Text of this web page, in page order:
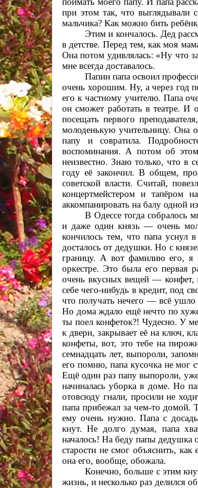
при этом так, что выглядывали
мальчика? Как можно бить
Этим и кончалось. Дед
в детстве. Перед тем, как моя
Она потом удивлялась: «Ну что
мне всегда доставалось.
Папин папа освоил
очень хорошим. Ну, а через год
его к частному учителю. Папа
он сможет работать в театре. И
посещать первого
молоденькую учительницу. Она
папу и совратила.
воспоминания. А потом об
неизвестно. Знаю только, что в
году её закончил.В общем,
советской власти. Считай,
концертмейстером и тапёром
аккомпанировать на балу одной
В Одессе тогда собралось
и даже один князь — очень
кончилось тем, что папа уснул
досталось от дедушки. Но с
границу. А вот фамилию его, я
оркестре. Это была его первая
очень вкусных вещей — конфет,
себе чего-нибудь в кредит, под
что получать нечего — всё
Но дома ждало ещё нечто по
ты поел конфеток?! Чудесно. У
к двери, закрывает её на ключ,
конфеты, вот, это тебе на
семнадцать лет, выпороли,
его помню, папа кусочка не мог
Ещё один раз папу выпороли,
начиналась уборка в доме. Но
отовсюду гнали, просили не
папа прибежал за чем-то домой.
ему очень нужно. Папа с
кнут.Не долго думая, папа
началось! На беду папы дедушка
старости не смог объяснить,
она его, вообще, обожала.
Конечно, больше с этим
жизнь, и несколько раз делился